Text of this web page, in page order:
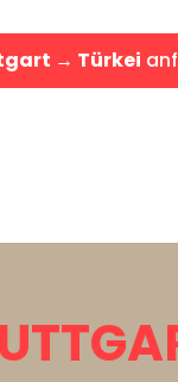
→ Türkei